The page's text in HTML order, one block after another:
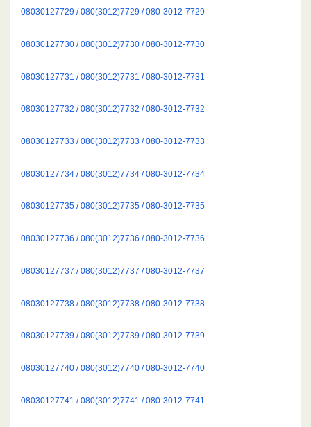
08030127729 / 080(3012)7729 / 080-3012-7729
08030127730 / 080(3012)7730 / 080-3012-7730
08030127731 / 080(3012)7731 / 080-3012-7731
08030127732 / 080(3012)7732 / 080-3012-7732
08030127733 / 080(3012)7733 / 080-3012-7733
08030127734 / 080(3012)7734 / 080-3012-7734
08030127735 / 080(3012)7735 / 080-3012-7735
08030127736 / 080(3012)7736 / 080-3012-7736
08030127737 / 080(3012)7737 / 080-3012-7737
08030127738 / 080(3012)7738 / 080-3012-7738
08030127739 / 080(3012)7739 / 080-3012-7739
08030127740 / 080(3012)7740 / 080-3012-7740
08030127741 / 080(3012)7741 / 080-3012-7741